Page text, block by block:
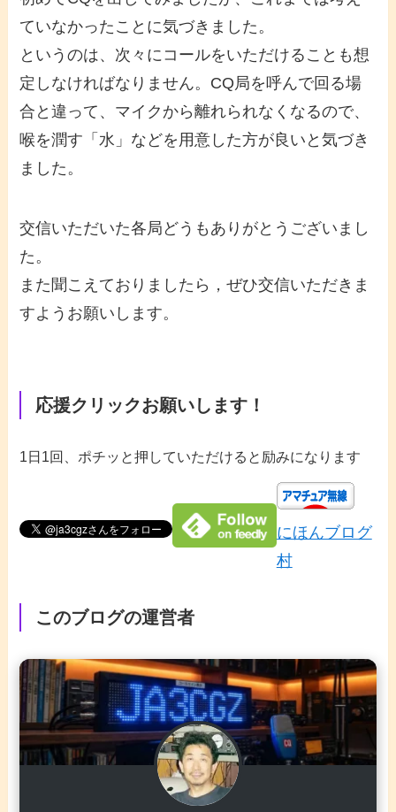
ていなかったことに気づきました。
というのは、次々にコールをいただけることも想
定しなければなりません。CQ局を呼んで回る場
合と違って、マイクから離れられなくなるので、
喉を潤す「水」などを用意した方が良いと気づき
ました。
交信いただいた各局どうもありがとうございまし
た。
また聞こえておりましたら，ぜひ交信いただきま
すようお願いします。
応援クリックお願いします！
1日1回、ポチッと押していただけると励みになります
にほんブログ
村
このブログの運営者